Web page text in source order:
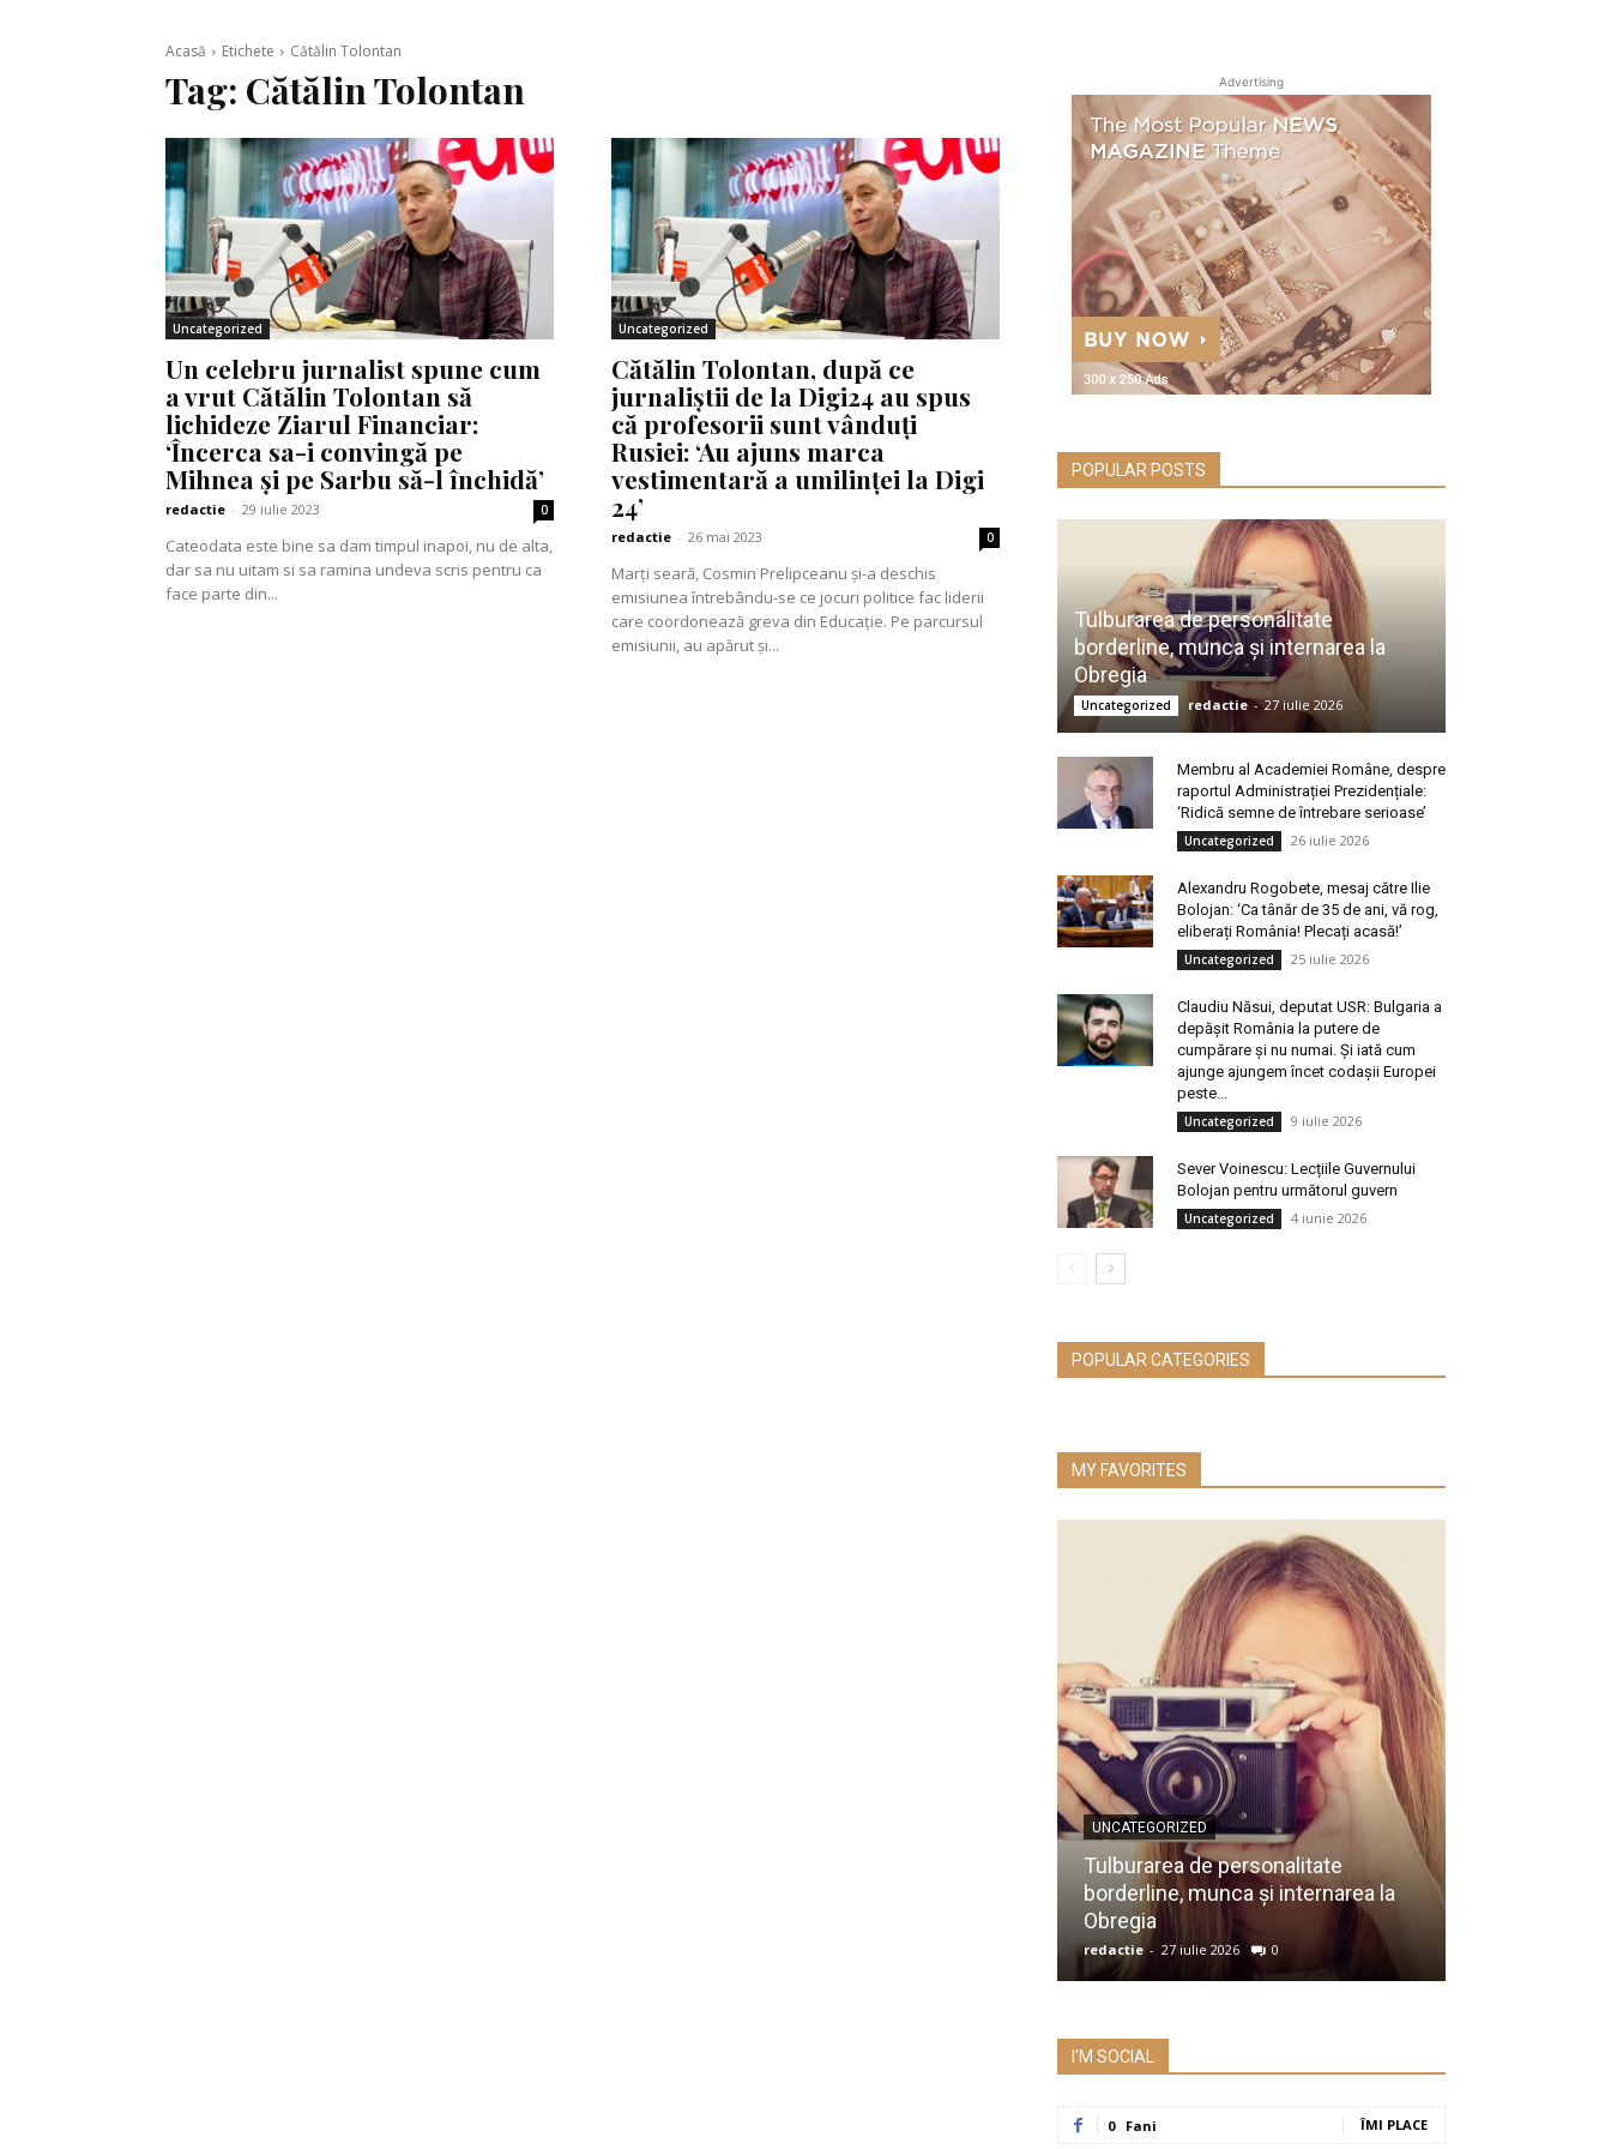
Acasă Etichete Cătălin Tolontan
Tag: Cătălin Tolontan
Uncategorized
Un celebru jurnalist spune cum
a vrut Cătălin Tolontan să
lichideze Ziarul Financiar:
‘Încerca sa-i convingă pe
Mihnea și pe Sarbu să-l închidă’
redactie - 29 iulie 2023 0
Cateodata este bine sa dam timpul inapoi, nu de alta,
dar sa nu uitam si sa ramina undeva scris pentru ca
face parte din...
Uncategorized
Cătălin Tolontan, după ce
jurnaliștii de la Digi24 au spus
că profesorii sunt vânduți
Rusiei: ‘Au ajuns marca
vestimentară a umilinței la Digi
24’
redactie - 26 mai 2023 0
Marți seară, Cosmin Prelipceanu și-a deschis
emisiunea întrebându-se ce jocuri politice fac liderii
care coordonează greva din Educație. Pe parcursul
emisiunii, au apărut și...
Advertising
POPULAR POSTS
Tulburarea de personalitate
borderline, munca și internarea la
Obregia
Uncategorized redactie - 27 iulie 2026
Membru al Academiei Române, despre
raportul Administrației Prezidențiale:
‘Ridică semne de întrebare serioase’
Uncategorized 26 iulie 2026
Alexandru Rogobete, mesaj către Ilie
Bolojan: ‘Ca tânăr de 35 de ani, vă rog,
eliberați România! Plecați acasă!’
Uncategorized 25 iulie 2026
Claudiu Năsui, deputat USR: Bulgaria a
depășit România la putere de
cumpărare și nu numai. Și iată cum
ajunge ajungem încet codașii Europei
peste...
Uncategorized 9 iulie 2026
Sever Voinescu: Lecțiile Guvernului
Bolojan pentru următorul guvern
Uncategorized 4 iunie 2026
POPULAR CATEGORIES
MY FAVORITES
UNCATEGORIZED
Tulburarea de personalitate
borderline, munca și internarea la
Obregia
redactie - 27 iulie 2026 0
I'M SOCIAL
0 Fani ÎMI PLACE